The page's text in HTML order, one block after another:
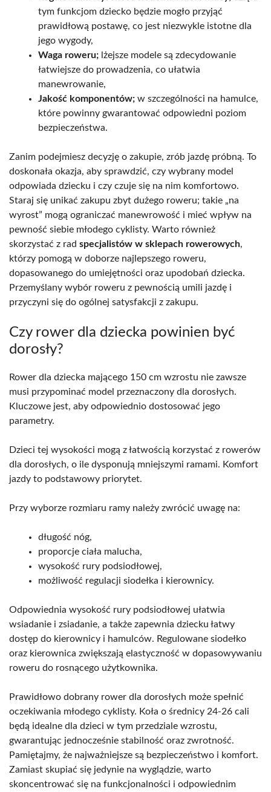
tym funkcjom dziecko będzie mogło przyjąć
prawidłową postawę, co jest niezwykle istotne dla
jego wygody,
Waga roweru; lżejsze modele są zdecydowanie
łatwiejsze do prowadzenia, co ułatwia
manewrowanie,
Jakość komponentów; w szczególności na hamulce,
które powinny gwarantować odpowiedni poziom
bezpieczeństwa.
Zanim podejmiesz decyzję o zakupie, zrób jazdę próbną. To
doskonała okazja, aby sprawdzić, czy wybrany model
odpowiada dziecku i czy czuje się na nim komfortowo.
Staraj się unikać zakupu zbyt dużego roweru; takie „na
wyrost” mogą ograniczać manewrowość i mieć wpływ na
pewność siebie młodego cyklisty. Warto również
skorzystać z rad specjalistów w sklepach rowerowych,
którzy pomogą w doborze najlepszego roweru,
dopasowanego do umiejętności oraz upodobań dziecka.
Przemyślany wybór roweru z pewnością umili jazdę i
przyczyni się do ogólnej satysfakcji z zakupu.
Czy rower dla dziecka powinien być
dorosły?
Rower dla dziecka mającego 150 cm wzrostu nie zawsze
musi przypominać model przeznaczony dla dorosłych.
Kluczowe jest, aby odpowiednio dostosować jego
parametry.
Dzieci tej wysokości mogą z łatwością korzystać z rowerów
dla dorosłych, o ile dysponują mniejszymi ramami. Komfort
jazdy to podstawowy priorytet.
Przy wyborze rozmiaru ramy należy zwrócić uwagę na:
długość nóg,
proporcje ciała malucha,
wysokość rury podsiodłowej,
możliwość regulacji siodełka i kierownicy.
Odpowiednia wysokość rury podsiodłowej ułatwia
wsiadanie i zsiadanie, a także zapewnia dziecku łatwy
dostęp do kierownicy i hamulców. Regulowane siodełko
oraz kierownica zwiększają elastyczność w dopasowywaniu
roweru do rosnącego użytkownika.
Prawidłowo dobrany rower dla dorosłych może spełnić
oczekiwania młodego cyklisty. Koła o średnicy 24-26 cali
będą idealne dla dzieci w tym przedziale wzrostu,
gwarantując jednocześnie stabilność oraz zwrotność.
Pamiętajmy, że najważniejsze są bezpieczeństwo i komfort.
Zamiast skupiać się jedynie na wyglądzie, warto
skoncentrować się na funkcjonalności i odpowiednim